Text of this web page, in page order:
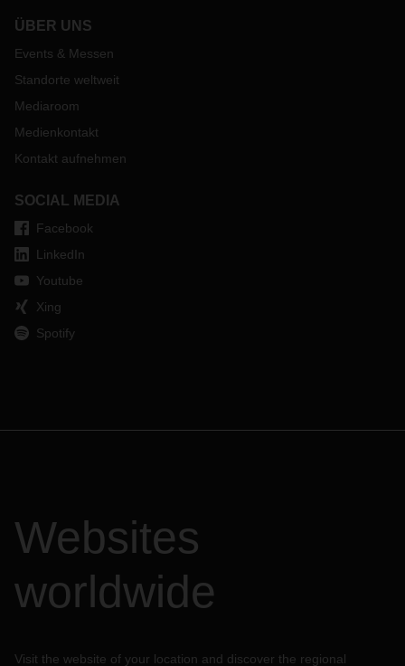
ÜBER UNS
Events & Messen
Standorte weltweit
Mediaroom
Medienkontakt
Kontakt aufnehmen
SOCIAL MEDIA
Facebook
LinkedIn
Youtube
Xing
Spotify
Websites
worldwide
Visit the website of your location and discover the regional